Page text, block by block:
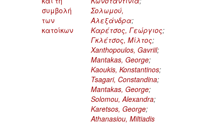
συμβολή
των
κατοίκων
Σολωμού,
Αλεξάνδρα;
Καρέτσος, Γεώργιος;
Γκλέτσος, Μίλτος;
Xanthopoulos, Gavriil;
Mantakas, George;
Kaoukis, Konstantinos;
Tsagari, Constandina;
Mantakas, George;
Solomou, Alexandra;
Karetsos, George;
Athanasiou, Miltiadis